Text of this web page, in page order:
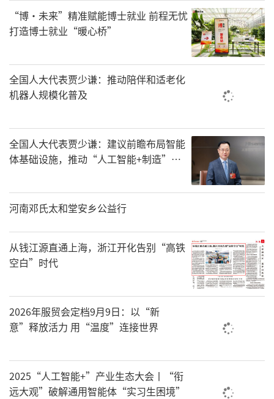
“博·未来”精准赋能博士就业 前程无忧
打造博士就业“暖心桥”
全国人大代表贾少谦：推动陪伴和适老化
机器人规模化普及
全国人大代表贾少谦：建议前瞻布局智能
体基础设施，推动“人工智能+制造”有
河南邓氏太和堂安乡公益行
从钱江源直通上海，浙江开化告别“高铁
空白”时代
2026年服贸会定档9月9日：以“新
意”释放活力 用“温度”连接世界
2025“人工智能+”产业生态大会丨“衔
远大观”破解通用智能体“实习生困境”